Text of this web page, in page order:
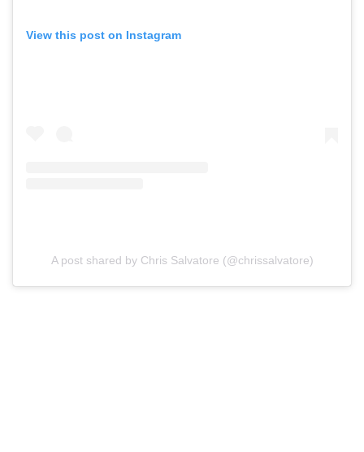
View this post on Instagram
A post shared by Chris Salvatore (@chrissalvatore)